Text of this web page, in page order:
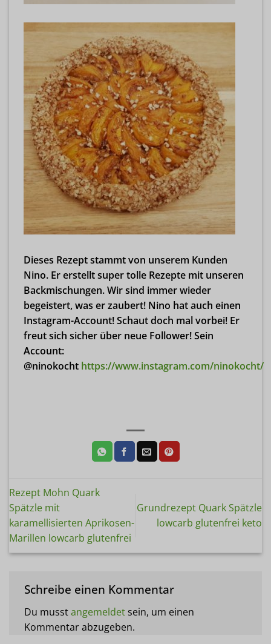
Dieses Rezept stammt von unserem Kunden
Nino. Er erstellt super tolle Rezepte mit unseren
Backmischungen. Wir sind immer wieder
begeistert, was er zaubert! Nino hat auch einen
Instagram-Account! Schaut doch mal vorbei! Er
freut sich sicher über neue Follower! Sein
Account:
@ninokocht https://www.instagram.com/ninokocht/
Rezept Mohn Quark
Spätzle mit
karamellisierten Aprikosen-
Marillen lowcarb glutenfrei
Grundrezept Quark Spätzle
lowcarb glutenfrei keto
Schreibe einen Kommentar
Du musstangemeldetsein, um einen
Kommentar abzugeben.